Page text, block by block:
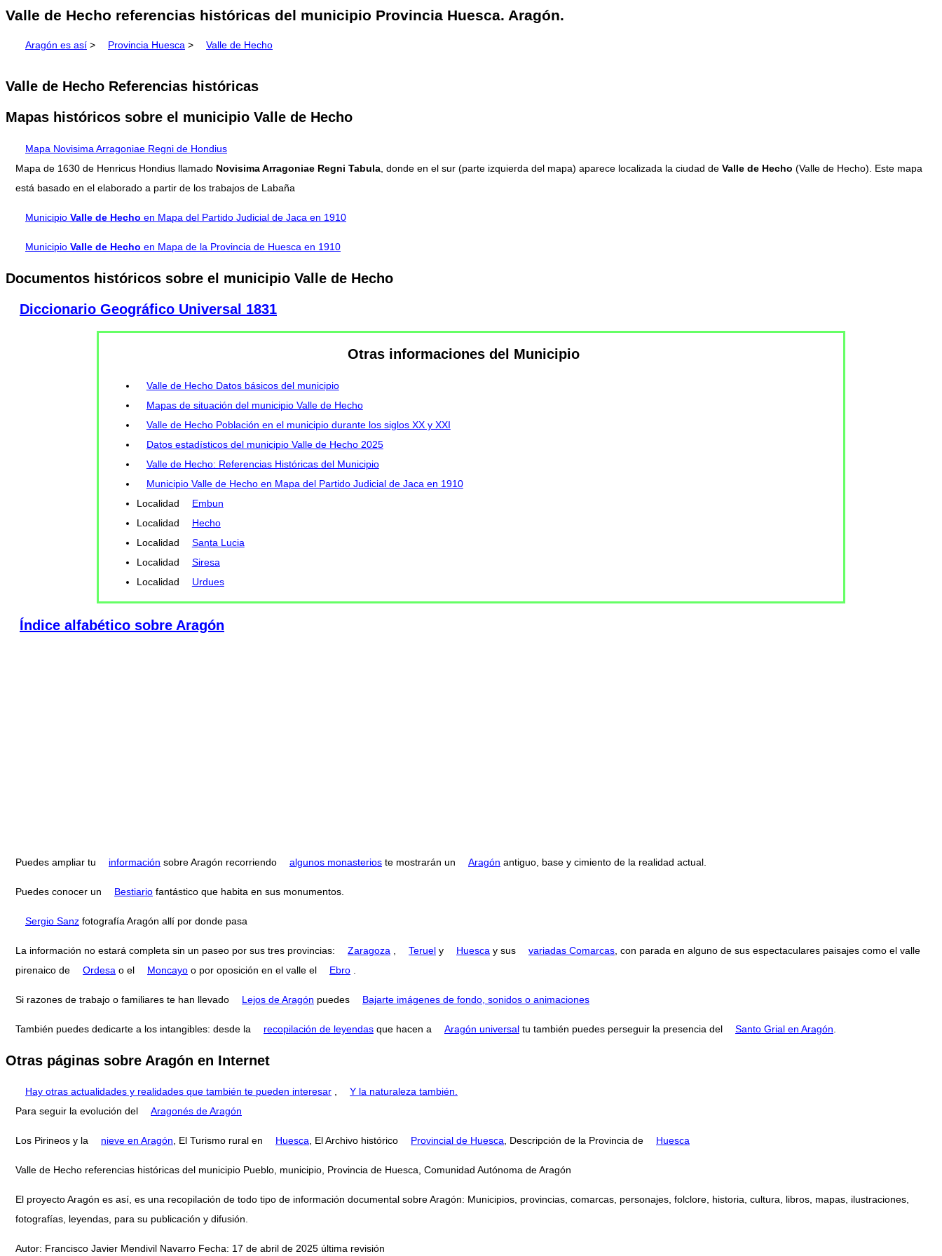
Valle de Hecho referencias históricas del municipio Provincia Huesca. Aragón.
Aragón es así > Provincia Huesca > Valle de Hecho
Valle de Hecho Referencias históricas
Mapas históricos sobre el municipio Valle de Hecho
Mapa Novisima Arragoniae Regni de Hondius
Mapa de 1630 de Henricus Hondius llamado Novisima Arragoniae Regni Tabula , donde en el sur (parte izquierda del mapa) aparece localizada la ciudad de Valle de Hecho (Valle de Hecho). Este mapa
está basado en el elaborado a partir de los trabajos de Labaña
Municipio Valle de Hecho en Mapa del Partido Judicial de Jaca en 1910
Municipio Valle de Hecho en Mapa de la Provincia de Huesca en 1910
Documentos históricos sobre el municipio Valle de Hecho
Diccionario Geográfico Universal 1831
Otras informaciones del Municipio
Valle de Hecho Datos básicos del municipio
Mapas de situación del municipio Valle de Hecho
Valle de Hecho Población en el municipio durante los siglos XX y XXI
Datos estadísticos del municipio Valle de Hecho 2025
Valle de Hecho: Referencias Históricas del Municipio
Municipio Valle de Hecho en Mapa del Partido Judicial de Jaca en 1910
Localidad
Embun
Localidad
Hecho
Localidad
Santa Lucia
Localidad
Siresa
Localidad
Urdues
Índice alfabético sobre Aragón
Puedes ampliar tu información sobre Aragón recorriendo algunos monasterios te mostrarán un Aragón antiguo, base y cimiento de la realidad actual.
Puedes conocer un Bestiario fantástico que habita en sus monumentos.
Sergio Sanz fotografía Aragón allí por donde pasa
La información no estará completa sin un paseo por sus tres provincias: Zaragoza , Teruel y Huesca y sus variadas Comarcas, con parada en alguno de sus espectaculares paisajes como el valle
pirenaico de
Ordesa o el Moncayo o por oposición en el valle el Ebro .
Si razones de trabajo o familiares te han llevado Lejos de Aragón puedes Bajarte imágenes de fondo, sonidos o animaciones
También puedes dedicarte a los intangibles: desde la recopilación de leyendas que hacen a Aragón universal tu también puedes perseguir la presencia del Santo Grial en Aragón.
Otras páginas sobre Aragón en Internet
Hay otras actualidades y realidades que también te pueden interesar ,
Y la naturaleza también.
Para seguir la evolución del
Aragonés de Aragón
Los Pirineos y la nieve en Aragón, El Turismo rural en Huesca, El Archivo histórico Provincial de Huesca, Descripción de la Provincia de Huesca
Valle de Hecho referencias históricas del municipio Pueblo, municipio, Provincia de Huesca, Comunidad Autónoma de Aragón
El proyecto Aragón es así, es una recopilación de todo tipo de información documental sobre Aragón: Municipios, provincias, comarcas, personajes, folclore, historia, cultura, libros, mapas, ilustraciones,
fotografías, leyendas, para su publicación y difusión.
Autor: Francisco Javier Mendivil Navarro Fecha: 17 de abril de 2025 última revisión